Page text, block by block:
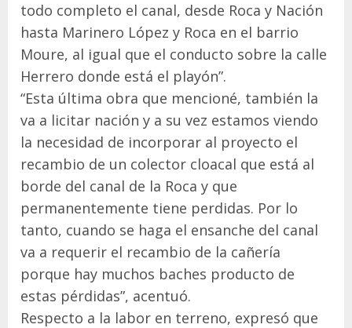
todo completo el canal, desde Roca y Nación
hasta Marinero López y Roca en el barrio
Moure, al igual que el conducto sobre la calle
Herrero donde está el playón”.
“Esta última obra que mencioné, también la
va a licitar nación y a su vez estamos viendo
la necesidad de incorporar al proyecto el
recambio de un colector cloacal que está al
borde del canal de la Roca y que
permanentemente tiene perdidas. Por lo
tanto, cuando se haga el ensanche del canal
va a requerir el recambio de la cañería
porque hay muchos baches producto de
estas pérdidas”, acentuó.
Respecto a la labor en terreno, expresó que